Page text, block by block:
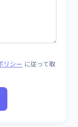
リシー に従って取